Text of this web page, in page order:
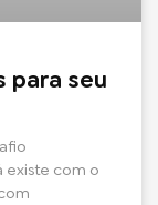
para seu
existe com o